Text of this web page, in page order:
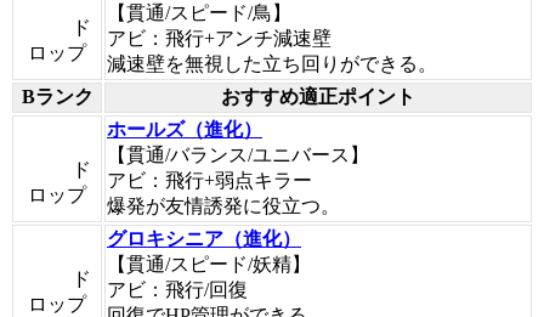
ド
ロップ
【貫通/スピード/鳥】
アビ：飛行+アンチ減速壁
減速壁を無視した立ち回りができる。
Bランク
おすすめ適正ポイント
ド
ロップ
ホールズ（進化）
【貫通/バランス/ユニバース】
アビ：飛行+弱点キラー
爆発が友情誘発に役立つ。
ド
ロップ
グロキシニア（進化）
【貫通/スピード/妖精】
アビ：飛行/回復